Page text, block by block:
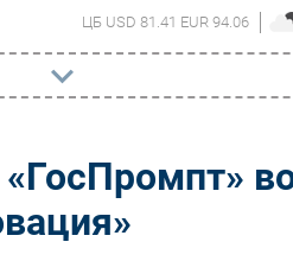
ЦБ USD 81.41 EUR 94.06
Маркетинг
Торговые сети